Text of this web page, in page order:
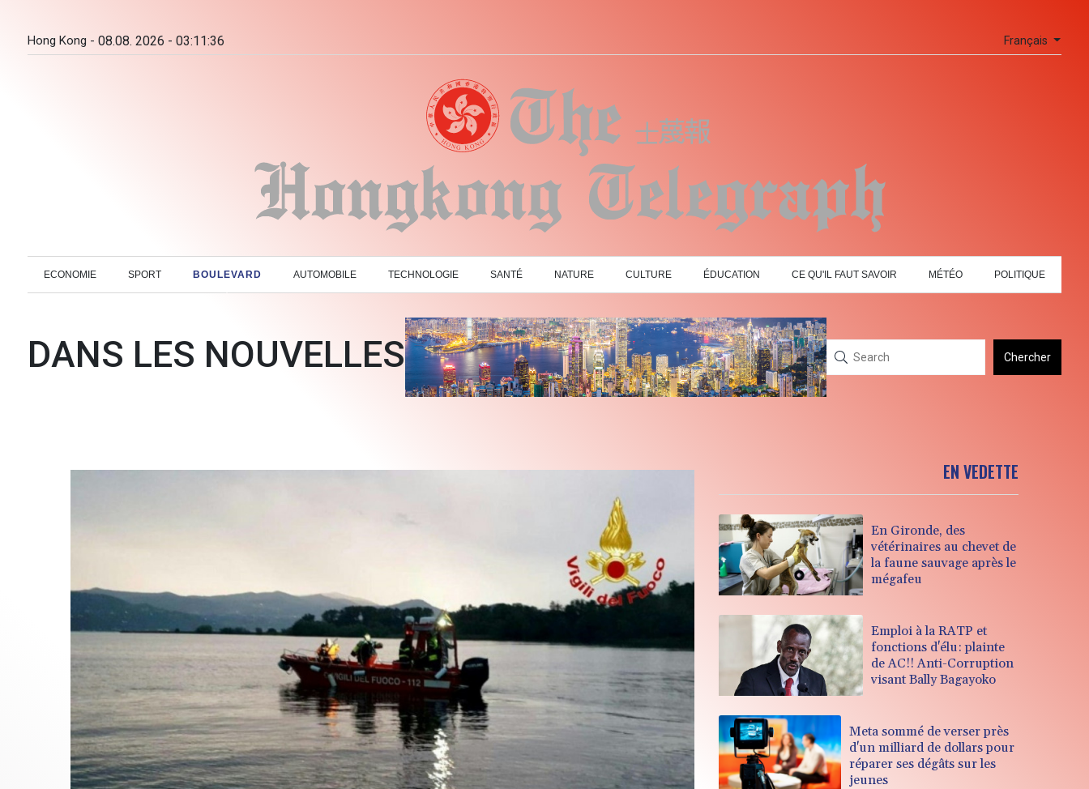
Hong Kong - 08.08. 2026 - 03:11:37 Français
ECONOMIE SPORT BOULEVARD AUTOMOBILE TECHNOLOGIE SANTÉ NATURE CULTURE ÉDUCATION CE QU'IL FAUT SAVOIR MÉTÉO POLITIQUE
DANS LES NOUVELLES Chercher
EN VEDETTE
En Gironde, des
vétérinaires au chevet de
la faune sauvage après le
mégafeu
Emploi à la RATP et
fonctions d'élu: plainte
de AC!! Anti-Corruption
visant Bally Bagayoko
Meta sommé de verser près
d'un milliard de dollars pour
réparer ses dégâts sur les
jeunes